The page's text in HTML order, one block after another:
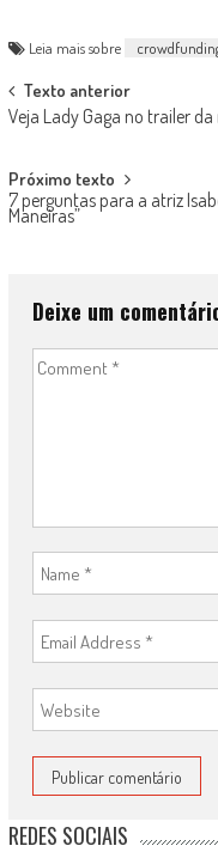
Leia mais sobre
Post
navigation
Texto anterior
Veja Lady Gaga no trailer
Próximo texto
7 perguntas para a atriz
Maneiras”
Deixe um
REDES SOCIAIS